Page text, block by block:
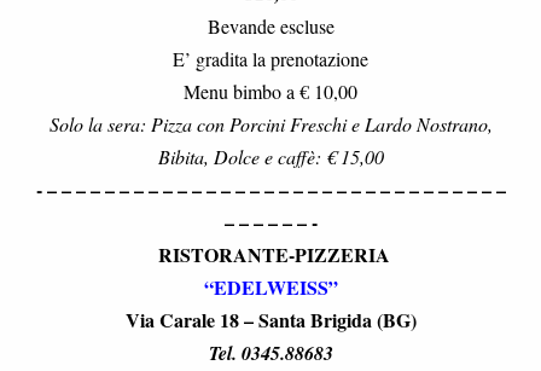
Bevande escluse
E’ gradita la prenotazione
Menu bimbo a € 10,00
Solo la sera: Pizza con Porcini Freschi e Lardo Nostrano,
Bibita, Dolce e caffè: € 15,00
- – – – – – – – – – – – – – – – – – – – – – – – – – – – – – – – –
– – – – – – -
RISTORANTE-PIZZERIA
“EDELWEISS”
Via Carale 18 – Santa Brigida (BG)
Tel. 0345.88683